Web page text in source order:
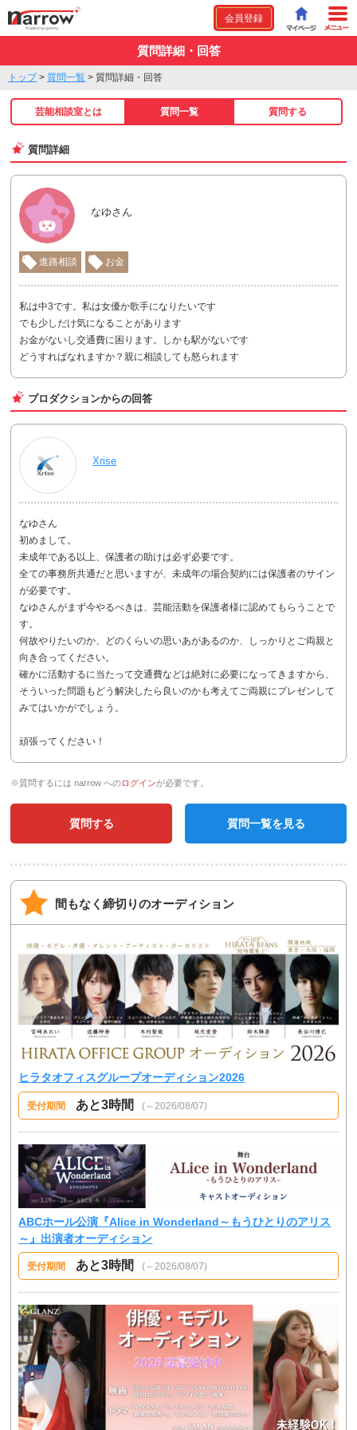
会員登録
質問詳細・回答
トップ> 質問一覧 > 質問詳細・回答
芸能相談室とは 質問一覧 質問する
質問詳細
なゆさん
進路相談 お金
私は中3です。私は女優か歌手になりたいです
でも少しだけ気になることがあります
お金がないし交通費に困ります。しかも駅がないです
どうすればなれますか？親に相談しても怒られます
プロダクションからの回答
Xrise
なゆさん
初めまして。
未成年である以上、保護者の助けは必ず必要です。
全ての事務所共通だと思いますが、未成年の場合契約には保護者のサイン
が必要です。
なゆさんがまず今やるべきは、芸能活動を保護者様に認めてもらうことで
す。
何故やりたいのか、どのくらいの思いあがあるのか、しっかりとご両親と
向き合ってください。
確かに活動するに当たって交通費などは絶対に必要になってきますから、
そういった問題もどう解決したら良いのかも考えてご両親にプレゼンして
みてはいかがでしょう。
頑張ってください！
※質問するには narrow へのログインが必要です。
質問する 質問一覧を見る
間もなく締切りのオーディション
ヒラタオフィスグループオーディション2026
受付期間 あと3時間 (～2026/08/07)
ABCホール公演『Alice in Wonderland～もうひとりのアリス
～』出演者オーディション
受付期間 あと3時間 (～2026/08/07)